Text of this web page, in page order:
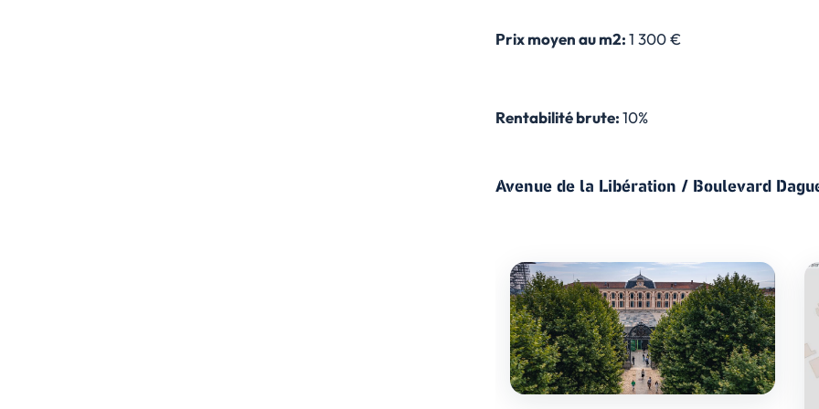
Prix moyen au m2:1 300 €
Rentabilité brute:10%
Avenue de la Libération / Boulevard